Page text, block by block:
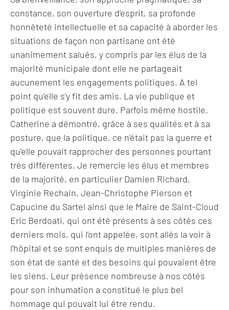
constance, son ouverture d’esprit, sa profonde
honnêteté intellectuelle et sa capacité à aborder les
situations de façon non partisane ont été
unanimement salués, y compris par les élus de la
majorité municipale dont elle ne partageait
aucunement les engagements politiques. A tel
point qu’elle s’y fit des amis. La vie publique et
politique est souvent dure. Parfois même hostile.
Catherine a démontré, grâce à ses qualités et à sa
posture, que la politique, ce n’était pas la guerre et
qu’elle pouvait rapprocher des personnes pourtant
très différentes. Je remercie les élus et membres
de la majorité, en particulier Damien Richard,
Virginie Rechain, Jean-Christophe Pierson et
Capucine du Sartel ainsi que le Maire de Saint-Cloud
Eric Berdoati, qui ont été présents à ses côtés ces
derniers mois, qui l’ont appelée, sont allés la voir à
l’hôpital et se sont enquis de multiples manières de
son état de santé et des besoins qui pouvaient être
les siens. Leur présence nombreuse à nos côtés
pour son inhumation a constitué le plus bel
hommage qui pouvait lui être rendu.